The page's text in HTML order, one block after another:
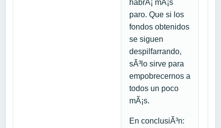
habrÃ¡ mÃ¡s
paro. Que si los
fondos obtenidos
se siguen
despilfarrando,
sÃ³lo sirve para
empobrecernos a
todos un poco
mÃ¡s.
En conclusiÃ³n: